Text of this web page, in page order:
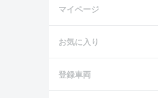
マイページ
お気に入り
登録車両